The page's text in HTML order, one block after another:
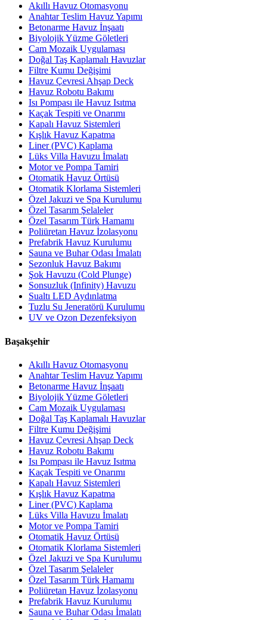
Akıllı Havuz Otomasyonu
Anahtar Teslim Havuz Yapımı
Betonarme Havuz İnşaatı
Biyolojik Yüzme Göletleri
Cam Mozaik Uygulaması
Doğal Taş Kaplamalı Havuzlar
Filtre Kumu Değişimi
Havuz Çevresi Ahşap Deck
Havuz Robotu Bakımı
Isı Pompası ile Havuz Isıtma
Kaçak Tespiti ve Onarımı
Kapalı Havuz Sistemleri
Kışlık Havuz Kapatma
Liner (PVC) Kaplama
Lüks Villa Havuzu İmalatı
Motor ve Pompa Tamiri
Otomatik Havuz Örtüsü
Otomatik Klorlama Sistemleri
Özel Jakuzi ve Spa Kurulumu
Özel Tasarım Şelaleler
Özel Tasarım Türk Hamamı
Poliüretan Havuz İzolasyonu
Prefabrik Havuz Kurulumu
Sauna ve Buhar Odası İmalatı
Sezonluk Havuz Bakımı
Şok Havuzu (Cold Plunge)
Sonsuzluk (Infinity) Havuzu
Sualtı LED Aydınlatma
Tuzlu Su Jeneratörü Kurulumu
UV ve Ozon Dezenfeksiyon
Başakşehir
Akıllı Havuz Otomasyonu
Anahtar Teslim Havuz Yapımı
Betonarme Havuz İnşaatı
Biyolojik Yüzme Göletleri
Cam Mozaik Uygulaması
Doğal Taş Kaplamalı Havuzlar
Filtre Kumu Değişimi
Havuz Çevresi Ahşap Deck
Havuz Robotu Bakımı
Isı Pompası ile Havuz Isıtma
Kaçak Tespiti ve Onarımı
Kapalı Havuz Sistemleri
Kışlık Havuz Kapatma
Liner (PVC) Kaplama
Lüks Villa Havuzu İmalatı
Motor ve Pompa Tamiri
Otomatik Havuz Örtüsü
Otomatik Klorlama Sistemleri
Özel Jakuzi ve Spa Kurulumu
Özel Tasarım Şelaleler
Özel Tasarım Türk Hamamı
Poliüretan Havuz İzolasyonu
Prefabrik Havuz Kurulumu
Sauna ve Buhar Odası İmalatı